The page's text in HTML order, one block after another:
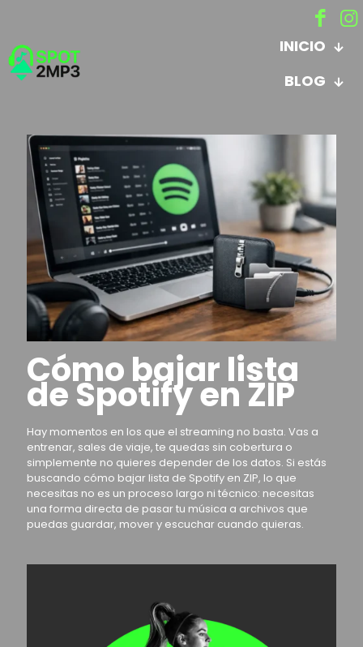
INICIO
BLOG
Cómo bajar lista
de Spotify en ZIP
Hay momentos en los que el streaming no basta. Vas a
entrenar, sales de viaje, te quedas sin cobertura o
simplemente no quieres depender de los datos. Si estás
buscando cómo bajar lista de Spotify en ZIP, lo que
necesitas no es un proceso largo ni técnico: necesitas
una forma directa de pasar tu música a archivos que
puedas guardar, mover y escuchar cuando quieras.